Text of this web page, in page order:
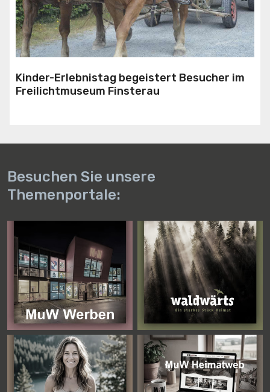
Kinder-Erlebnistag begeistert Besucher im
Freilichtmuseum Finsterau
Besuchen Sie unsere
Themenportale: